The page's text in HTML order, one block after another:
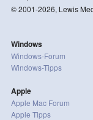
© 2001-2026, Lewis
Windows
Windows-Forum
Windows-Tipps
Apple
Apple Mac Forum
Apple Tipps